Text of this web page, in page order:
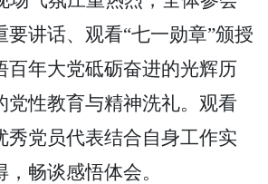
要讲话、观看“七一勋章”颁授
百年大党砥砺奋进的光辉历
党性教育与精神洗礼。观看
秀党员代表结合自身工作实
畅谈感悟体会。